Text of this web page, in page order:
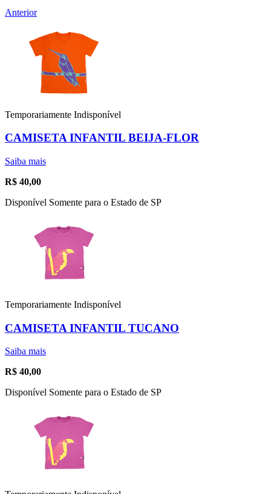
Anterior
Temporariamente Indisponível
CAMISETA INFANTIL BEIJA-FLOR
Saiba mais
R$ 40,00
Disponível Somente para o Estado de SP
Temporariamente Indisponível
CAMISETA INFANTIL TUCANO
Saiba mais
R$ 40,00
Disponível Somente para o Estado de SP